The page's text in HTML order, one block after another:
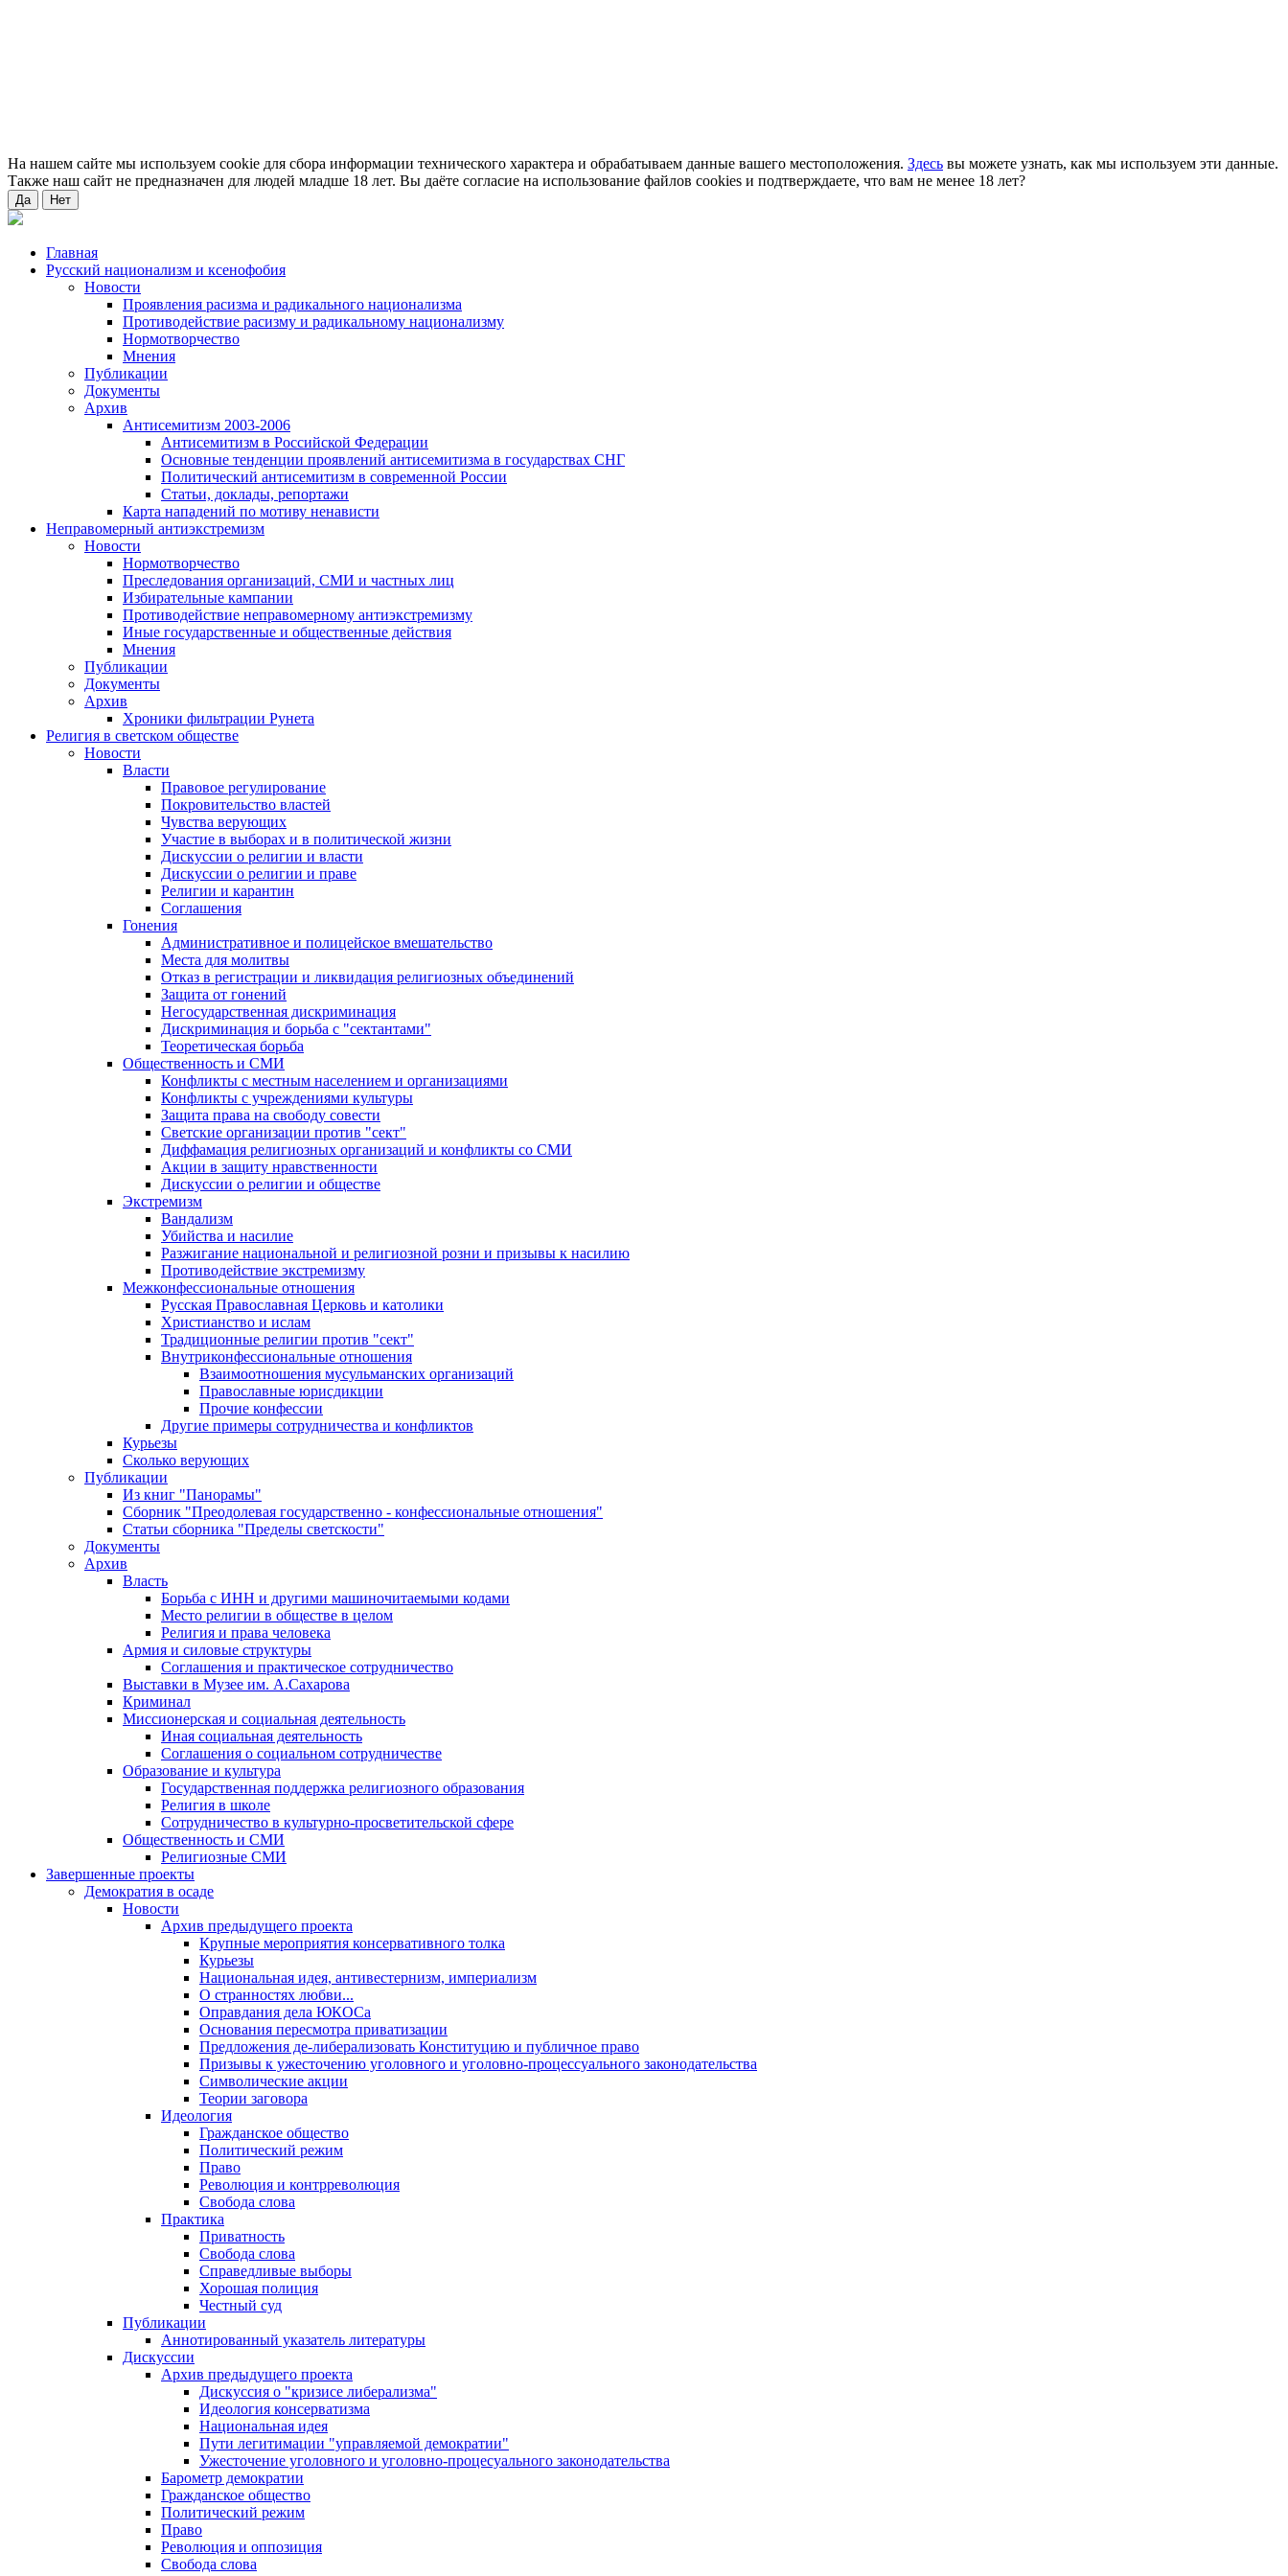
На нашем сайте мы используем cookie для сбора информации технического характера и обрабатываем данные вашего местоположения. Здесь вы можете узнать, как мы используем эти данные.
Также наш сайт не предназначен для людей младше 18 лет. Вы даёте согласие на использование файлов cookies и подтверждаете, что вам не менее 18 лет?
Да Нет
Главная
Русский национализм и ксенофобия
Новости
Проявления расизма и радикального национализма
Противодействие расизму и радикальному национализму
Нормотворчество
Мнения
Публикации
Документы
Архив
Антисемитизм 2003-2006
Антисемитизм в Российской Федерации
Основные тенденции проявлений антисемитизма в государствах СНГ
Политический антисемитизм в современной России
Статьи, доклады, репортажи
Карта нападений по мотиву ненависти
Неправомерный антиэкстремизм
Новости
Нормотворчество
Преследования организаций, СМИ и частных лиц
Избирательные кампании
Противодействие неправомерному антиэкстремизму
Иные государственные и общественные действия
Мнения
Публикации
Документы
Архив
Хроники фильтрации Рунета
Религия в светском обществе
Новости
Власти
Правовое регулирование
Покровительство властей
Чувства верующих
Участие в выборах и в политической жизни
Дискуссии о религии и власти
Дискуссии о религии и праве
Религии и карантин
Соглашения
Гонения
Административное и полицейское вмешательство
Места для молитвы
Отказ в регистрации и ликвидация религиозных объединений
Защита от гонений
Негосударственная дискриминация
Дискриминация и борьба с "сектантами"
Теоретическая борьба
Общественность и СМИ
Конфликты с местным населением и организациями
Конфликты с учреждениями культуры
Защита права на свободу совести
Светские организации против "сект"
Диффамация религиозных организаций и конфликты со СМИ
Акции в защиту нравственности
Дискуссии о религии и обществе
Экстремизм
Вандализм
Убийства и насилие
Разжигание национальной и религиозной розни и призывы к насилию
Противодействие экстремизму
Межконфессиональные отношения
Русская Православная Церковь и католики
Христианство и ислам
Традиционные религии против "сект"
Внутриконфессиональные отношения
Взаимоотношения мусульманских организаций
Православные юрисдикции
Прочие конфессии
Другие примеры сотрудничества и конфликтов
Курьезы
Сколько верующих
Публикации
Из книг "Панорамы"
Сборник "Преодолевая государственно - конфессиональные отношения"
Статьи сборника "Пределы светскости"
Документы
Архив
Власть
Борьба с ИНН и другими машиночитаемыми кодами
Место религии в обществе в целом
Религия и права человека
Армия и силовые структуры
Соглашения и практическое сотрудничество
Выставки в Музее им. А.Сахарова
Криминал
Миссионерская и социальная деятельность
Иная социальная деятельность
Соглашения о социальном сотрудничестве
Образование и культура
Государственная поддержка религиозного образования
Религия в школе
Сотрудничество в культурно-просветительской сфере
Общественность и СМИ
Религиозные СМИ
Завершенные проекты
Демократия в осаде
Новости
Архив предыдущего проекта
Крупные мероприятия консервативного толка
Курьезы
Национальная идея, антивестернизм, империализм
О странностях любви...
Оправдания дела ЮКОСа
Основания пересмотра приватизации
Предложения де-либерализовать Конституцию и публичное право
Призывы к ужесточению уголовного и уголовно-процессуального законодательства
Символические акции
Теории заговора
Идеология
Гражданское общество
Политический режим
Право
Революция и контрреволюция
Свобода слова
Практика
Приватность
Свобода слова
Справедливые выборы
Хорошая полиция
Честный суд
Публикации
Аннотированный указатель литературы
Дискуссии
Архив предыдущего проекта
Дискуссия о "кризисе либерализма"
Идеология консерватизма
Национальная идея
Пути легитимации "управляемой демократии"
Ужесточение уголовного и уголовно-процесуального законодательства
Барометр демократии
Гражданское общество
Политический режим
Право
Революция и оппозиция
Свобода слова